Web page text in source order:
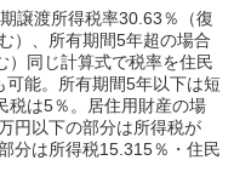
譲渡所得税率30.63％（復
）、所有期間5年超の場合
）同じ計算式で税率を住民
能。所有期間5年以下は短
税は5％。居住用財産の場
円以下の部分は所得税が
分は所得税15.315％・住民